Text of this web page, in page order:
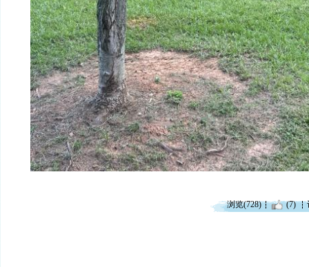
浏览(728) (7)